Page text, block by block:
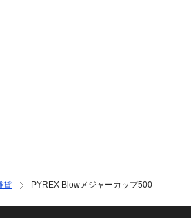
貨 PYREX Blowメジャーカップ500